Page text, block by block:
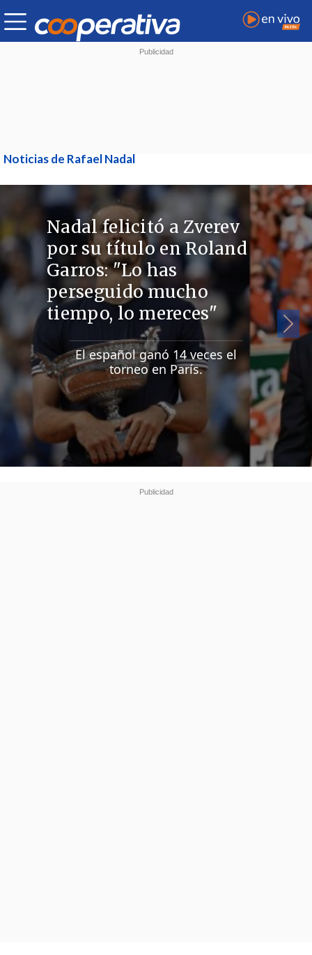
Noticias de Rafael Nadal
Nadal felicitó a Zverev
por su título en Roland
Garros: "Lo has
perseguido mucho
tiempo, lo mereces"
El español ganó 14 veces el
torneo en París.